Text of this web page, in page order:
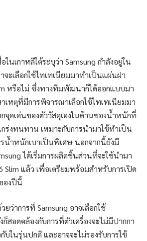
ในเกาหลีใต้ระบุว่า Samsung กำลังอยู่ใน
จะเลือกใช้ไทเทเนียมมาทำเป็นแผ่นฝา
หรือไม่ ซึ่งทางทีมพัฒนาก็ได้ออกแบบมา
เหตุที่มีการพิจารณาเลือกใช้ไทเทเนียมมา
จุดเด่นของตัววัสดุเองในด้านของน้ำหนักที่
ร่งทนทาน เหมาะกับการนำมาใช้ทำเป็น
รน้ำหนักเบาเป็นพิเศษ นอกจากนี้ยังมี
ได้เริ่มการผลิตชิ้นส่วนที่จะใช้นำมา
Slim แล้ว เพื่อเตรียมพร้อมสำหรับการเปิด
องปีนี้
ยว่าการที่ Samsung อาจเลือกใช้
สอดคล้องกับการที่ตัวเครื่องจะไม่มีปากกา
บในรุ่นปกติ และอาจจะไม่รองรับการใช้